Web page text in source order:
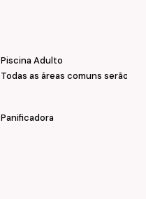
Piscina Adulto
Todas as áreas comuns serão
Panificadora